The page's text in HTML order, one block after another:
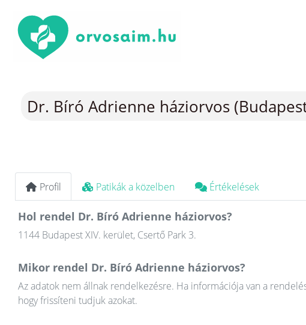
Dr. Bíró Adrienne háziorvos
Profil Patikák a közelben Értékelések
Hol rendel Dr. Bíró Adrienne háziorvos?
1144 Budapest XIV. kerület, Csertő Park 3.
Mikor rendel Dr. Bíró Adrienne háziorvos?
Az adatok nem állnak rendelkezésre. Ha információja van a
hogy frissíteni tudjuk azokat.